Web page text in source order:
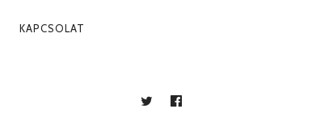
KAPCSOLAT
TWITTERFACEBOOK